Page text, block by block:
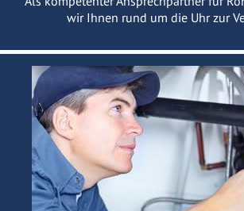
wir Ihnen rund um die Uhr zur